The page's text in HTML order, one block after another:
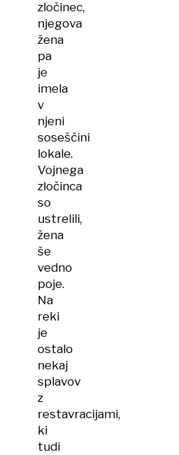
zločinec,
njegova
žena
pa
je
imela
v
njeni
soseščini
lokale.
Vojnega
zločinca
so
ustrelili,
žena
še
vedno
poje.
Na
reki
je
ostalo
nekaj
splavov
z
restavracijami,
ki
tudi